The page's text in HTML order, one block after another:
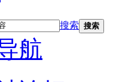
搜索 搜索
航